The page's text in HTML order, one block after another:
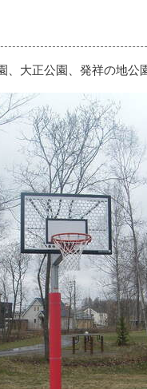
、大正公園、発祥の地